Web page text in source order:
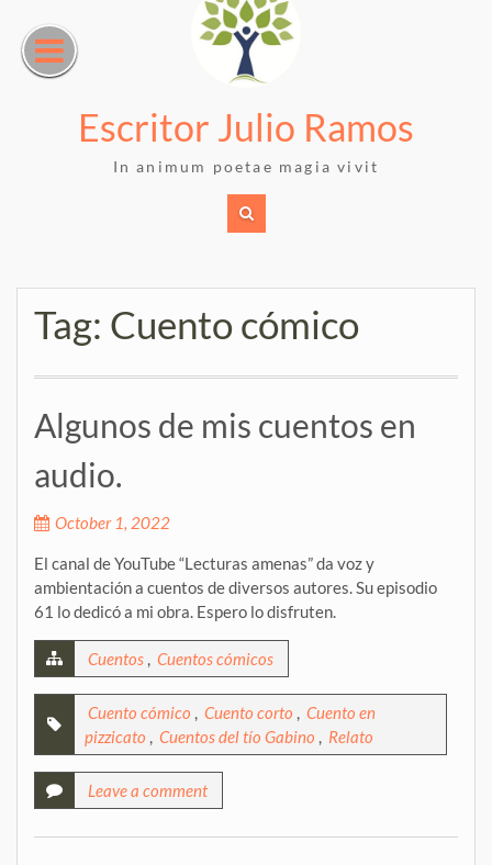
content
Escritor Julio Ramos
In animum poetae magia vivit
Tag: Cuento cómico
Algunos de mis cuentos en
audio.
October 1, 2022
El canal de YouTube “Lecturas amenas” da voz y
ambientación a cuentos de diversos autores. Su episodio
61 lo dedicó a mi obra. Espero lo disfruten.
Cuentos , Cuentos cómicos
Cuento cómico , Cuento corto , Cuento en
pizzicato , Cuentos del tío Gabino , Relato
Leave a comment